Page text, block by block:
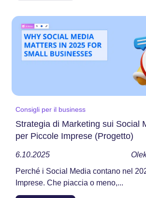
Consigli per il business
Strategia di Marketing sui Social
per Piccole Imprese (Progetto)
6.10.2025
Perché i Social Media contano nel
Imprese. Che piaccia o meno,...